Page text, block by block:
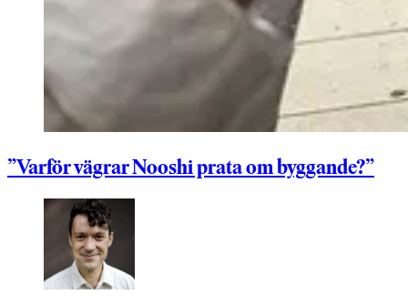
”Varför vägrar Nooshi prata om byggande?”